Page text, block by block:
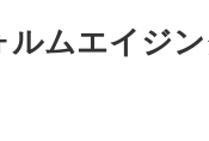
ムエイジ